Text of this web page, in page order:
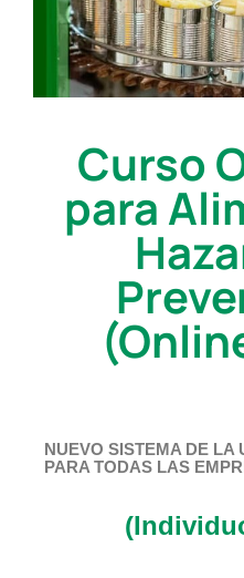
Curso
para
NUEVO SISTEMA DE LA
PARA TODAS LAS